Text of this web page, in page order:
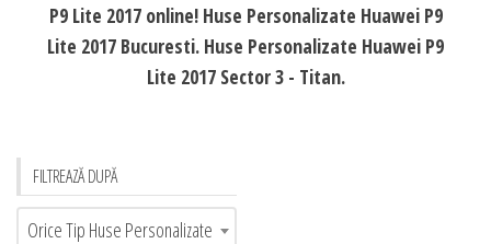
P9 Lite 2017 online! Huse Personalizate Huawei P9
Lite 2017 Bucuresti. Huse Personalizate Huawei P9
Lite 2017 Sector 3 - Titan.
FILTREAZĂ DUPĂ
Orice Tip Huse Personalizate